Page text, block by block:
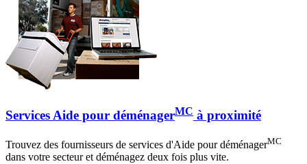
Services Aide pour déménagerMC à proximité
Trouvez des fournisseurs de services d'Aide pour déménagerMC
dans votre secteur et déménagez deux fois plus vite.